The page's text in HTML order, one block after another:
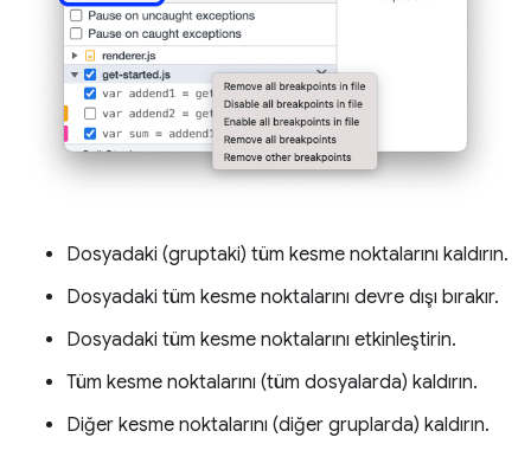
Dosyadaki (gruptaki) tüm kesme noktalarını kaldırın.
Dosyadaki tüm kesme noktalarını devre dışı bırakır.
Dosyadaki tüm kesme noktalarını etkinleştirin.
Tüm kesme noktalarını (tüm dosyalarda) kaldırın.
Diğer kesme noktalarını (diğer gruplarda) kaldırın.